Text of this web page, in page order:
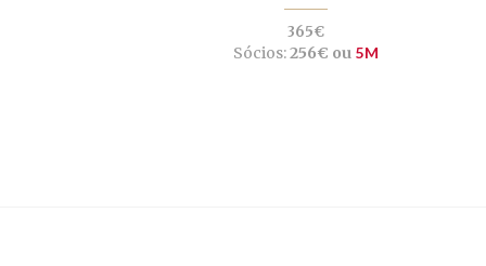
365€
Sócios:256€ ou 5M